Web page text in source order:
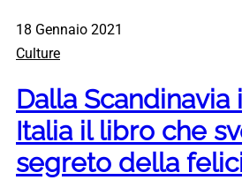
18 Gennaio 2021
Culture
Dalla Scandinavia
Italia il libro che
segreto della